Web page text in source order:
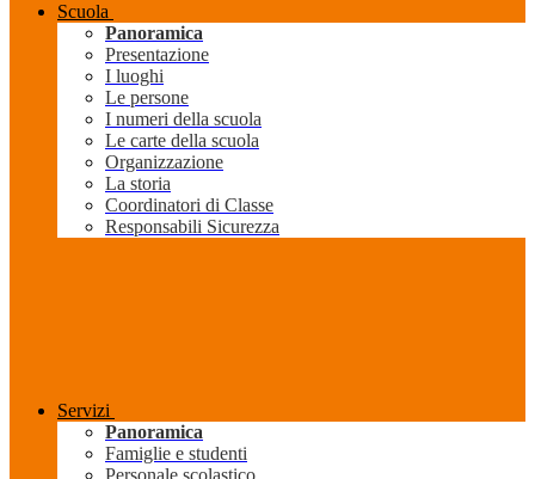
Scuola
Panoramica
Presentazione
I luoghi
Le persone
I numeri della scuola
Le carte della scuola
Organizzazione
La storia
Coordinatori di Classe
Responsabili Sicurezza
Servizi
Panoramica
Famiglie e studenti